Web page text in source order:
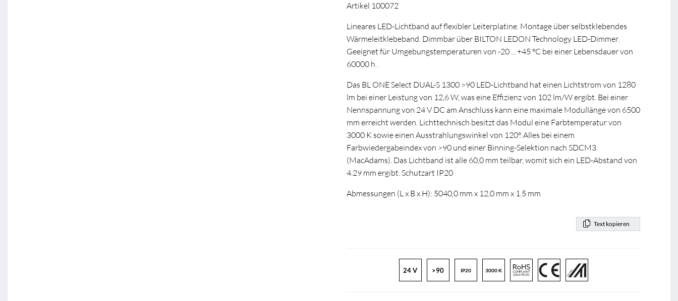
Artikel 100072
Lineares LED-Lichtband auf flexibler Leiterplatine. Montage über selbstklebendes
Wärmeleitklebeband. Dimmbar über BILTON LEDON Technology LED-Dimmer.
Geeignet für Umgebungstemperaturen von -20 ... +45 °C bei einer Lebensdauer von
60000 h .
Das BL ONE Select DUAL-S 1300 >90 LED-Lichtband hat einen Lichtstrom von 1280
lm bei einer Leistung von 12,6 W, was eine Effizienz von 102 lm/W ergibt. Bei einer
Nennspannung von 24 V DC am Anschluss kann eine maximale Modullänge von 6500
mm erreicht werden. Lichttechnisch besitzt das Modul eine Farbtemperatur von
3000 K sowie einen Ausstrahlungswinkel von 120°. Alles bei einem
Farbwiedergabeindex von >90 und einer Binning-Selektion nach SDCM3
(MacAdams). Das Lichtband ist alle 60,0 mm teilbar, womit sich ein LED-Abstand von
4.29 mm ergibt. Schutzart IP20
Abmessungen (L x B x H): 5040,0 mm x 12,0 mm x 1.5 mm
Text kopieren
24 V >90 IP20 3000 K